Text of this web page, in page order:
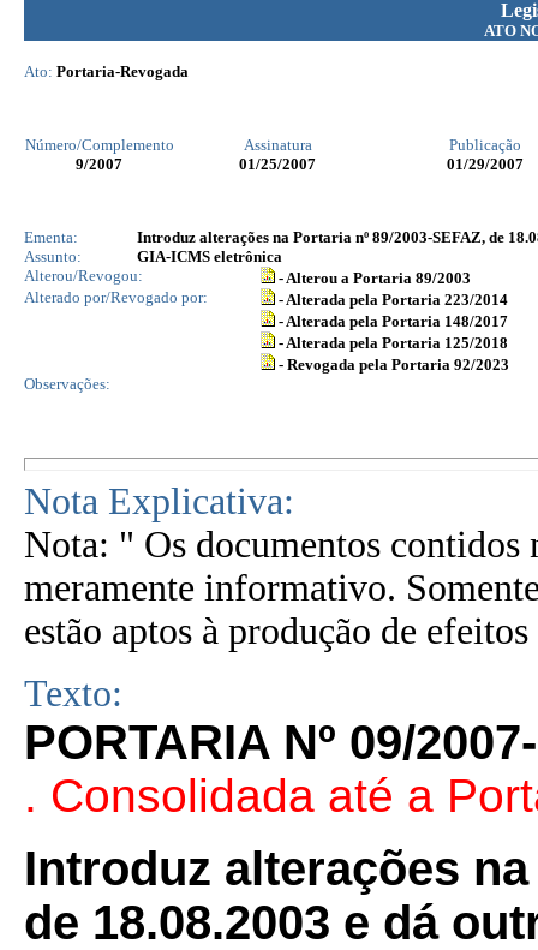
ATO
Ato: Portaria-Revogada
Número/Complemento Assinatura
Publicação
9/2007 01/25/2007 01/29/2007
Ementa:
Introduz alterações na Portaria nº 89/2003-SEFAZ, de
Assunto:
GIA-ICMS eletrônica
Alterou/Revogou:
- Alterou a Portaria 89/2003
Alterado por/Revogado por:
- Alterada pela Portaria 223/2014
- Alterada pela Portaria 148/2017
- Alterada pela Portaria 125/2018
- Revogada pela Portaria 92/2023
Observações:
Nota Explicativa:
Nota: " Os documentos contidos
meramente informativo.
estão aptos à produção de
Texto:
PORTARIA Nº 09/
. Consolidada até a
Introduz alterações na
de 18.08.2003 e dá